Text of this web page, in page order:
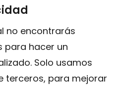
no encontrarás
para hacer un
Solo usamos
terceros, para mejorar